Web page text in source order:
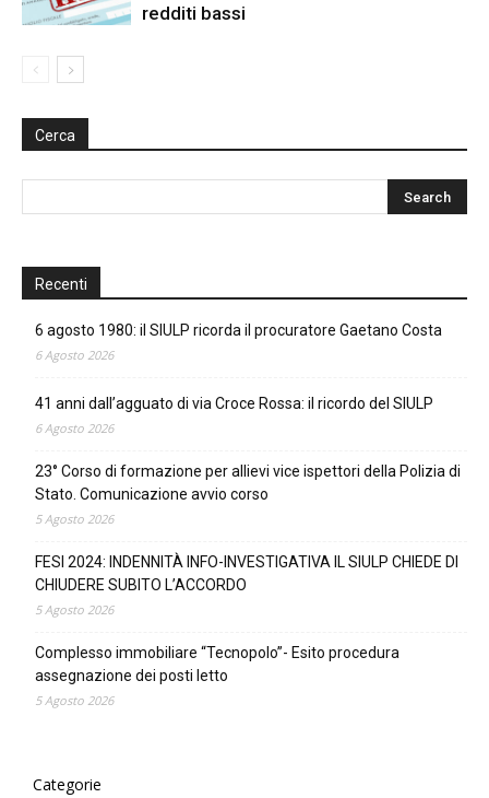
redditi bassi
Cerca
Recenti
6 agosto 1980: il SIULP ricorda il procuratore Gaetano Costa
6 Agosto 2026
41 anni dall’agguato di via Croce Rossa: il ricordo del SIULP
6 Agosto 2026
23° Corso di formazione per allievi vice ispettori della Polizia di
Stato. Comunicazione avvio corso
5 Agosto 2026
FESI 2024: INDENNITÀ INFO-INVESTIGATIVA IL SIULP CHIEDE DI
CHIUDERE SUBITO L’ACCORDO
5 Agosto 2026
Complesso immobiliare “Tecnopolo”- Esito procedura
assegnazione dei posti letto
5 Agosto 2026
Categorie